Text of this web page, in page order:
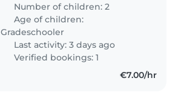
φύλαξή τους, κυρίως για τις
απογευματινές και..
Number of children: 2
Age of children:
Gradeschooler
Last activity: 3 days ago
Verified bookings: 1
€7.00/hr